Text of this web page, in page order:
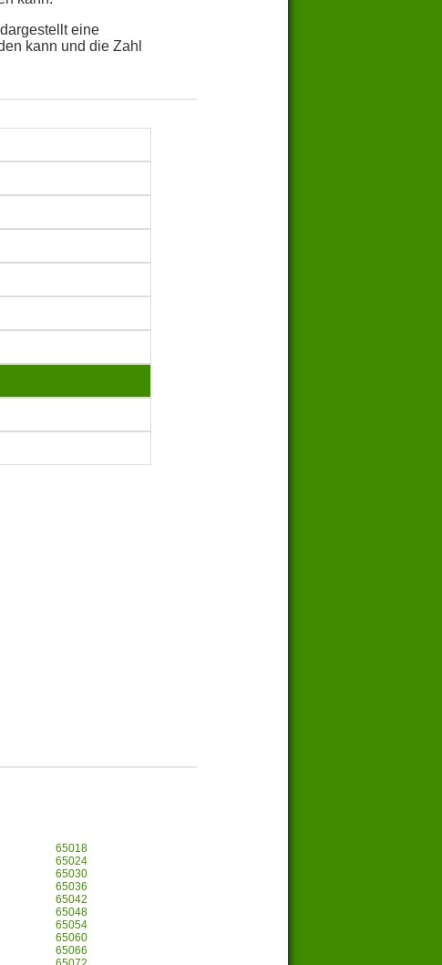
eine
kann und die Zahl
65018
65024
65030
65036
65042
65048
65054
65060
65066